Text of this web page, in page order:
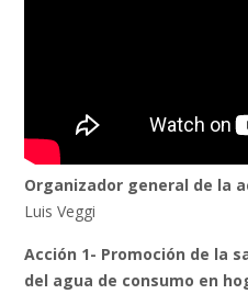
Organizador general de la
Luis Veggi
Acción 1- Promoción de la
del agua de consumo en